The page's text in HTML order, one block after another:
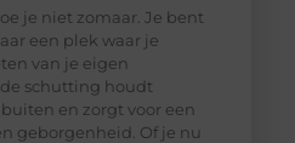
je niet zomaar. Je bent
een plek waar je
van je eigen
schutting houdt
en zorgt voor een
geborgenheid. Of je nu